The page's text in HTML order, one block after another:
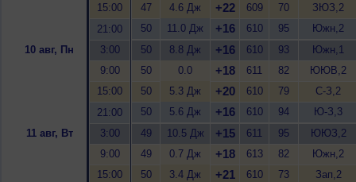
15:00
47 4.6 Дж +22 609 70
ЗЮЗ,2
21:00
50 11.0 Дж +16 610 95
Южн,2
10 авг, Пн
3:00 50 8.8 Дж +16 610 93
Южн,1
9:00
50 0.0 +18 611 82
ЮЮВ,2
15:00
50 5.3 Дж +20 610 79
С-З,2
21:00
50 5.6 Дж +16 610 94
Ю-З,3
11 авг, Вт
3:00 49 10.5 Дж +15 611 95
ЮЮЗ,2
9:00
49 0.7 Дж +18 613 82
Южн,2
15:00
50 3.4 Дж +21 610 73
Зап,2